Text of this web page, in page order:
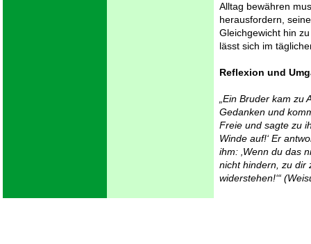
Alltag bewähren
herausfordern,
Gleichgewicht hin
lässt sich im
Reflexion und
„Ein Bruder kam zu
Gedanken und
Freie und sagte zu
Winde auf!‘ Er
ihm: ‚Wenn du das
nicht hindern, zu dir
widerstehen!‘“